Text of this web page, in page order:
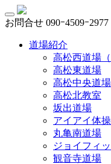
お問合せ 090ｰ4509ｰ2977
道場紹介
高松西道場
高松東道場
高松中央道場
高松北教室
坂出道場
アイアイ体
丸亀南道場
ジョイフィ
観音寺道場